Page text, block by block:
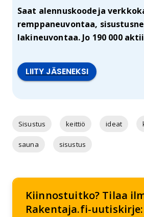
Saat alennuskoodeja
remppaneuvontaa,
lakineuvontaa. Jo 190 000
LIITY JÄSENEKSI
Sisustus keittiö ideat
sauna sisustus
Kiinnostuitko? Tilaa
Rakentaja.fi-uutiskirje: